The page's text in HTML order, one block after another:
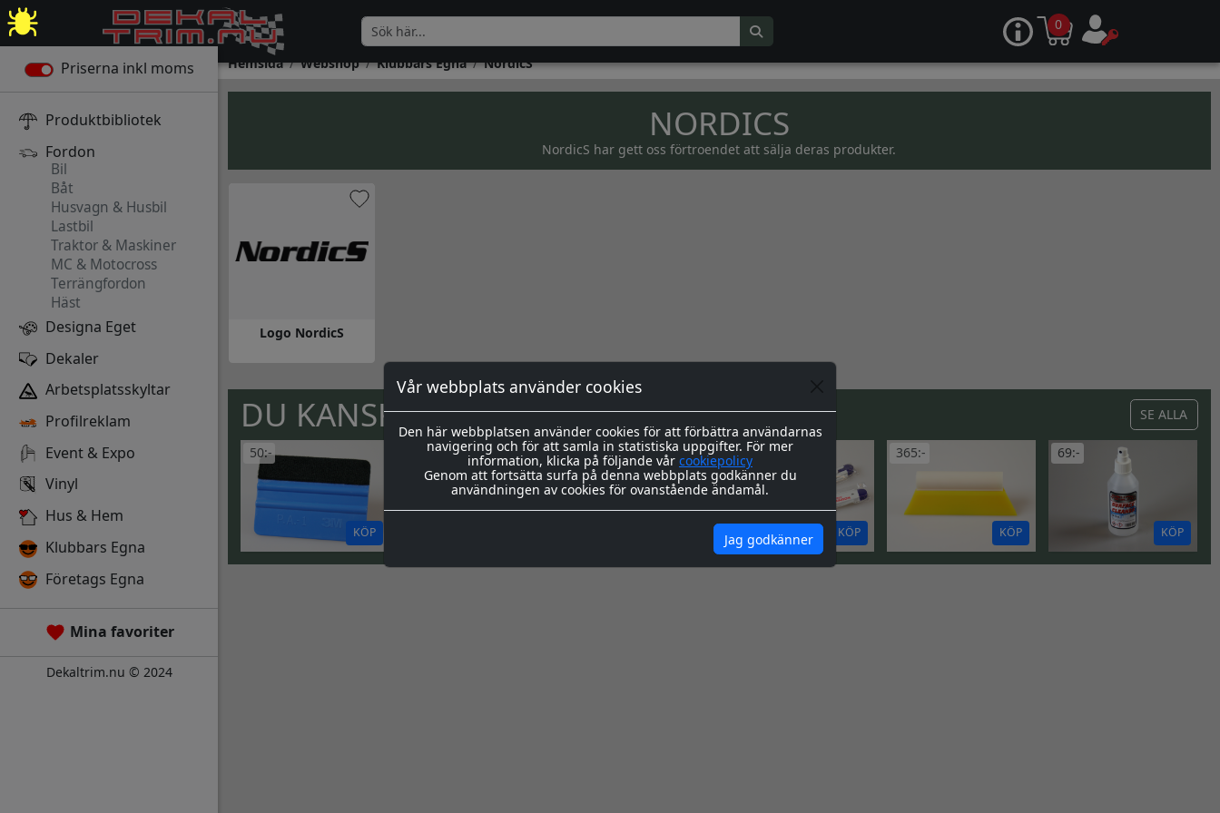
Vår webbplats använder cookies
Den här webbplatsen använder cookies för att förbättra användarnas
navigering och för att samla in statistiska uppgifter. För mer
information, klicka på följande vår cookiepolicy
Genom att fortsätta surfa på denna webbplats godkänner du
användningen av cookies för ovanstående ändamål.
Jag godkänner
0
Priserna inkl moms
Produktbibliotek
Fordon
Bil
Båt
Husvagn & Husbil
Lastbil
Traktor & Maskiner
MC & Motocross
Terrängfordon
Häst
Designa Eget
Dekaler
Arbetsplatsskyltar
Profilreklam
Event & Expo
Vinyl
Hus & Hem
Klubbars Egna
Företags Egna
Mina favoriter
Dekaltrim.nu © 2024
Hemsida Webshop Klubbars Egna NordicS
NORDICS
NordicS har gett oss förtroendet att sälja deras produkter.
Logo NordicS
DU KANSKE OCKSÅ BEHÖVER... SE ALLA
50:-
KÖP
169:- 280:- 100:-
KÖP
365:-
KÖP
69:-
KÖP